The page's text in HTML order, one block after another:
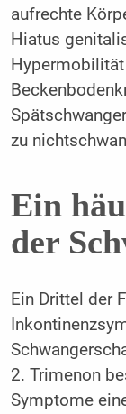
aufrechte
Hiatus
zu
Ein
der
Ein Drittel der
2. Trimenon
Symptome